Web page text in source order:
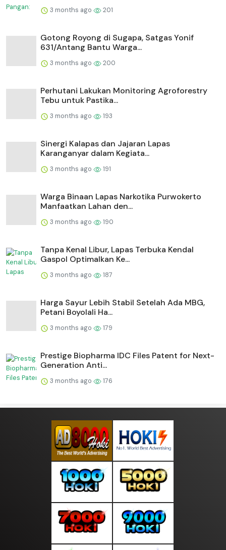
3 months ago 201
Gotong Royong di Sugapa, Satgas Yonif
631/Antang Bantu Warga...
3 months ago 200
Perhutani Lakukan Monitoring Agroforestry
Tebu untuk Pastika...
3 months ago 193
⁠Sinergi Kalapas dan Jajaran Lapas
Karanganyar dalam Kegiata...
3 months ago 191
Warga Binaan Lapas Narkotika Purwokerto
Manfaatkan Lahan den...
3 months ago 190
Tanpa Kenal Libur, Lapas Terbuka Kendal
Gaspol Optimalkan Ke...
3 months ago 187
Harga Sayur Lebih Stabil Setelah Ada MBG,
Petani Boyolali Ha...
3 months ago 179
Prestige Biopharma IDC Files Patent for Next-
Generation Anti...
3 months ago 176